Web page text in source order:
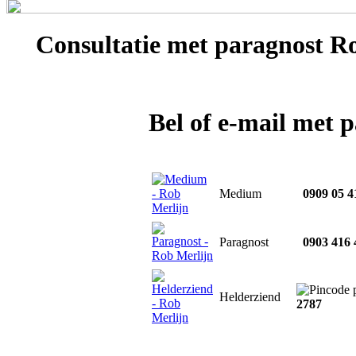
Consultatie met paragnost
Bel of e-mail met
Medium 0909 05
Paragnost 0903 416
Helderziend
2787